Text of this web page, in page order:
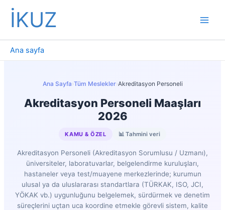
İçeriğe
İKUZ
Ana sayfa
Ana Sayfa›Tüm Meslekler›Akreditasyon Personeli
Akreditasyon Personeli Maaşları
2026
KAMU & ÖZEL 📊 Tahmini veri
Akreditasyon Personeli (Akreditasyon Sorumlusu / Uzmanı),
üniversiteler, laboratuvarlar, belgelendirme kuruluşları,
hastaneler veya test/muayene merkezlerinde; kurumun
ulusal ya da uluslararası standartlara (TÜRKAK, ISO, JCI,
YÖKAK vb.) uygunluğunu belgelemek, sürdürmek ve denetim
süreçlerini uçtan uca koordine etmekle görevli sistem, kalite